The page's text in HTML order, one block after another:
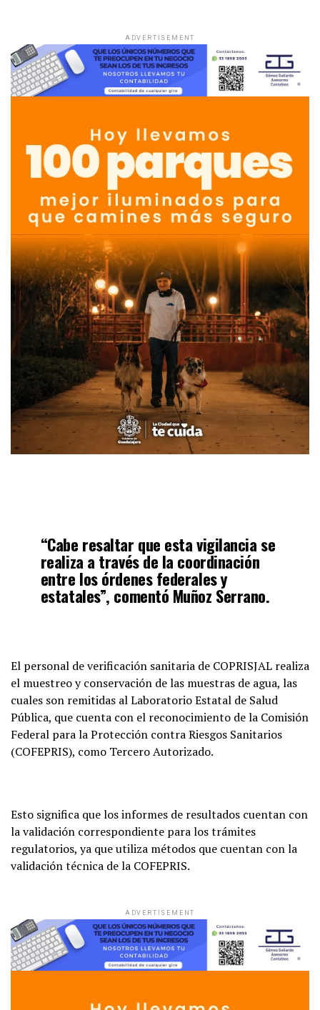
ADVERTISEMENT
“Cabe resaltar que esta vigilancia se
realiza a través de la coordinación
entre los órdenes federales y
estatales”, comentó Muñoz Serrano.
El personal de verificación sanitaria de COPRISJAL realiza
el muestreo y conservación de las muestras de agua, las
cuales son remitidas al Laboratorio Estatal de Salud
Pública, que cuenta con el reconocimiento de la Comisión
Federal para la Protección contra Riesgos Sanitarios
(COFEPRIS), como Tercero Autorizado.
Esto significa que los informes de resultados cuentan con
la validación correspondiente para los trámites
regulatorios, ya que utiliza métodos que cuentan con la
validación técnica de la COFEPRIS.
ADVERTISEMENT